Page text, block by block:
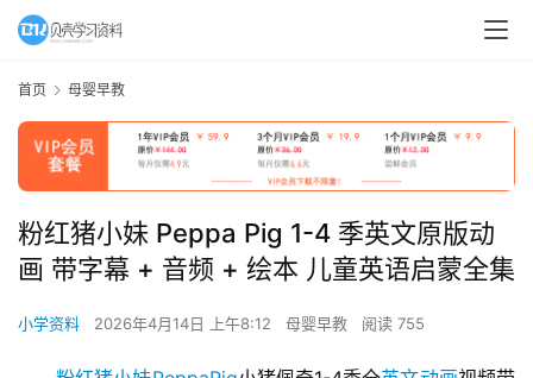
首页 母婴早教
粉红猪小妹 Peppa Pig 1-4 季英文原版动
画 带字幕 + 音频 + 绘本 儿童英语启蒙全集
小学资料 2026年4月14日 上午8:12 母婴早教 阅读 755